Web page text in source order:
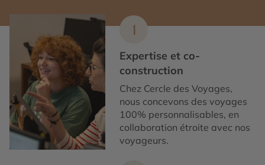
1
Expertise et co-
construction
Chez Cercle des Voyages,
nous concevons des voyages
100% personnalisables, en
collaboration étroite avec nos
voyageurs.